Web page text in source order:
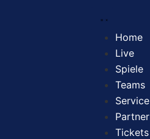
Home
Live
Spiele
Teams
Service
Partner
Tickets